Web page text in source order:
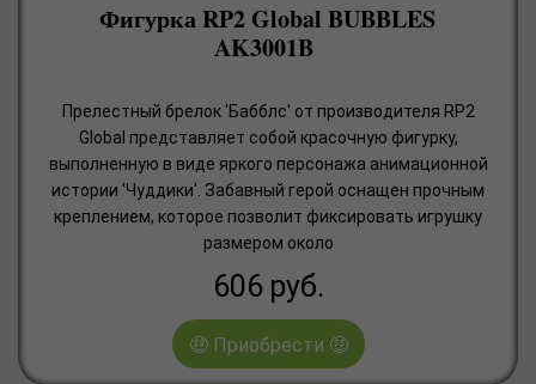
Фигурка RP2 Global BUBBLES
AK3001B
Прелестный брелок 'Бабблс' от производителя RP2
Global представляет собой красочную фигурку,
выполненную в виде яркого персонажа анимационной
истории 'Чуддики'. Забавный герой оснащен прочным
креплением, которое позволит фиксировать игрушку
размером около
606 руб.
🤑 Приобрести 🤑